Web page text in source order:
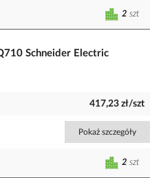
2 szt
Schneider Electric
417,23 zł/szt
Pokaż szczegóły
2 szt